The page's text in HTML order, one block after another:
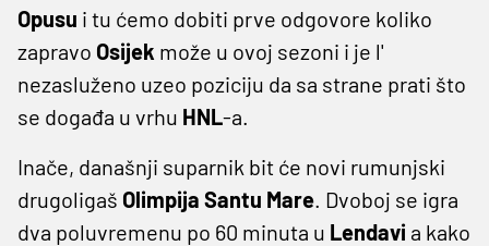
Opusu i tu ćemo dobiti prve odgovore koliko
zapravo Osijek može u ovoj sezoni i je l'
nezasluženo uzeo poziciju da sa strane prati što
se događa u vrhu HNL-a.
Inače, današnji suparnik bit će novi rumunjski
drugoligaš Olimpija Santu Mare. Dvoboj se igra
dva poluvremenu po 60 minuta u Lendavi a kako